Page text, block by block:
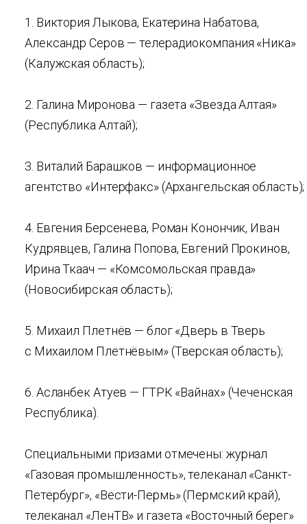
1. Виктория Лыкова, Екатерина Набатова,
Александр Серов — телерадиокомпания «Ника»
(Калужская область);
2. Галина Миронова — газета «Звезда Алтая»
(Республика Алтай);
3. Виталий Барашков — информационное
агентство «Интерфакс» (Архангельская область);
4. Евгения Берсенева, Роман Конончик, Иван
Кудрявцев, Галина Попова, Евгений Прокинов,
Ирина Ткаач — «Комсомольская правда»
(Новосибирская область);
5. Михаил Плетнёв — блог «Дверь в Тверь
с Михаилом Плетнёвым» (Тверская область);
6. Асланбек Атуев — ГТРК «Вайнах» (Чеченская
Республика).
Специальными призами отмечены: журнал
«Газовая промышленность», телеканал «Санкт-
Петербург», «Вести-Пермь» (Пермский край),
телеканал «ЛенТВ» и газета «Восточный берег»